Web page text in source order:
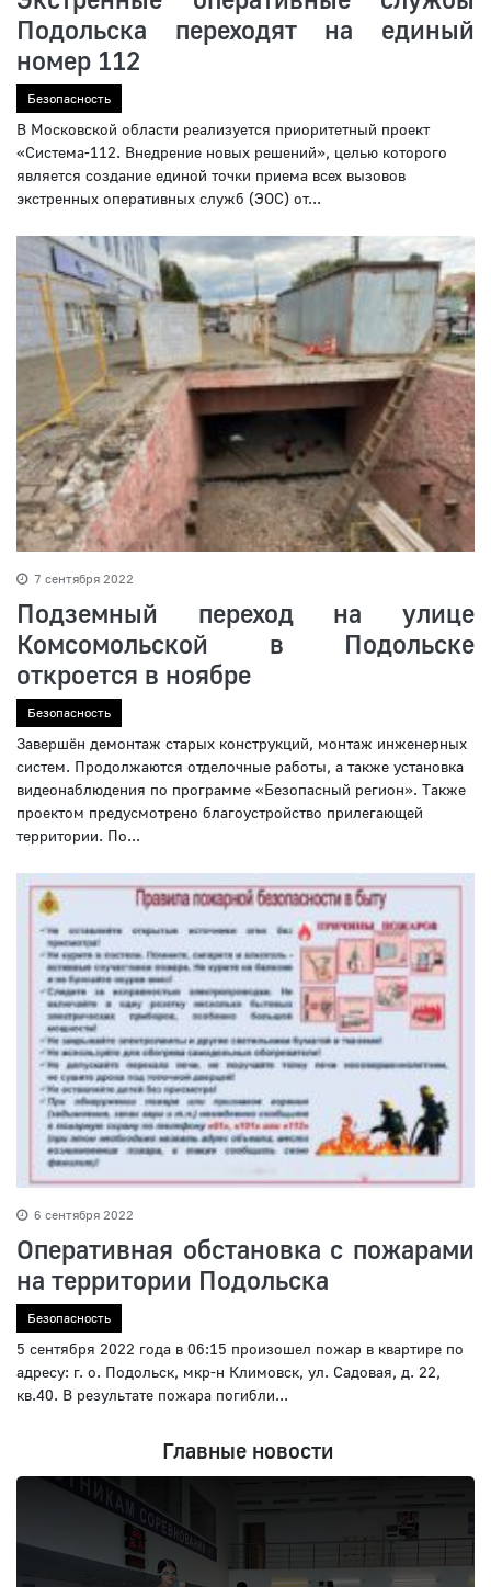
Подольска переходят на единый
номер 112
Безопасность
В Московской области реализуется приоритетный проект
«Система-112. Внедрение новых решений», целью которого
является создание единой точки приема всех вызовов
экстренных оперативных служб (ЭОС) от...
7 сентября 2022
Подземный переход на улице
Комсомольской в Подольске
откроется в ноябре
Безопасность
Завершён демонтаж старых конструкций, монтаж инженерных
систем. Продолжаются отделочные работы, а также установка
видеонаблюдения по программе «Безопасный регион». Также
проектом предусмотрено благоустройство ⁣⁣прилегающей
территории⁣. По...
6 сентября 2022
Оперативная обстановка с пожарами
на территории Подольска
Безопасность
5 сентября 2022 года в 06:15 произошел пожар в квартире по
адресу: г. о. Подольск, мкр-н Климовск, ул. Садовая, д. 22,
кв.40. В результате пожара погибли...
Главные новости